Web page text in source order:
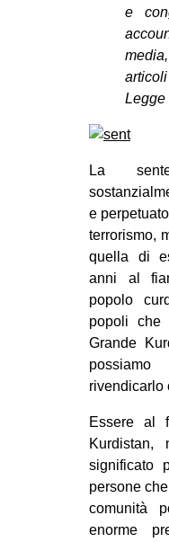
e
Legge
La
e
terrorismo,
quella di
anni al
popolo
popoli che
Grande
rivendicarlo
Essere al
significato
persone
comunità
enorme